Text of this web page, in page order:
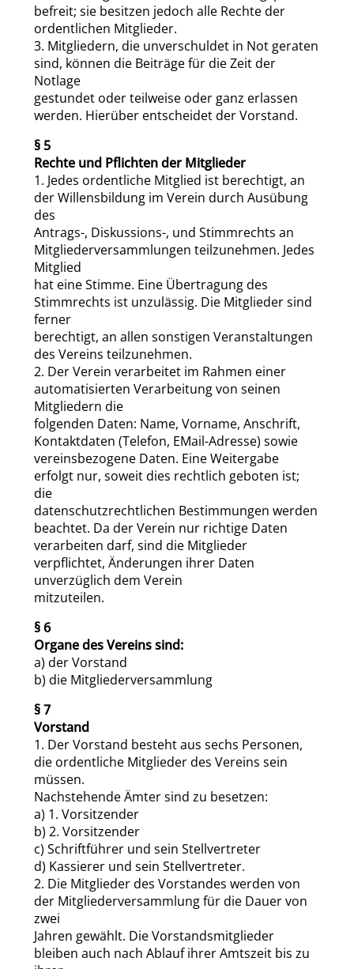
befreit; sie besitzen jedoch alle Rechte der
ordentlichen Mitglieder.
3. Mitgliedern, die unverschuldet in Not geraten
sind, können die Beiträge für die Zeit der
Notlage
gestundet oder teilweise oder ganz erlassen
werden. Hierüber entscheidet der Vorstand.
§ 5
Rechte und Pflichten der Mitglieder
1. Jedes ordentliche Mitglied ist berechtigt, an
der Willensbildung im Verein durch Ausübung
des
Antrags-, Diskussions-, und Stimmrechts an
Mitgliederversammlungen teilzunehmen. Jedes
Mitglied
hat eine Stimme. Eine Übertragung des
Stimmrechts ist unzulässig. Die Mitglieder sind
ferner
berechtigt, an allen sonstigen Veranstaltungen
des Vereins teilzunehmen.
2. Der Verein verarbeitet im Rahmen einer
automatisierten Verarbeitung von seinen
Mitgliedern die
folgenden Daten: Name, Vorname, Anschrift,
Kontaktdaten (Telefon, EMail-Adresse) sowie
vereinsbezogene Daten. Eine Weitergabe
erfolgt nur, soweit dies rechtlich geboten ist;
die
datenschutzrechtlichen Bestimmungen werden
beachtet. Da der Verein nur richtige Daten
verarbeiten darf, sind die Mitglieder
verpflichtet, Änderungen ihrer Daten
unverzüglich dem Verein
mitzuteilen.
§ 6
Organe des Vereins sind:
a) der Vorstand
b) die Mitgliederversammlung
§ 7
Vorstand
1. Der Vorstand besteht aus sechs Personen,
die ordentliche Mitglieder des Vereins sein
müssen.
Nachstehende Ämter sind zu besetzen:
a) 1. Vorsitzender
b) 2. Vorsitzender
c) Schriftführer und sein Stellvertreter
d) Kassierer und sein Stellvertreter.
2. Die Mitglieder des Vorstandes werden von
der Mitgliederversammlung für die Dauer von
zwei
Jahren gewählt. Die Vorstandsmitglieder
bleiben auch nach Ablauf ihrer Amtszeit bis zu